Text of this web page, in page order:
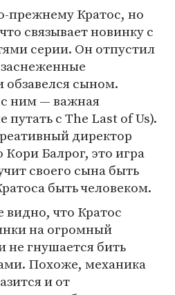
прежнему Кратос, но
связывает новинку с
серии. Он отпустил
обзавелся сыном.
ним — важная
с The Last of Us).
директор
Балрог, это игра
своего сына быть
быть человеком.
что Кратос
на огромный
не гнушается бить
Похоже, механика
и от